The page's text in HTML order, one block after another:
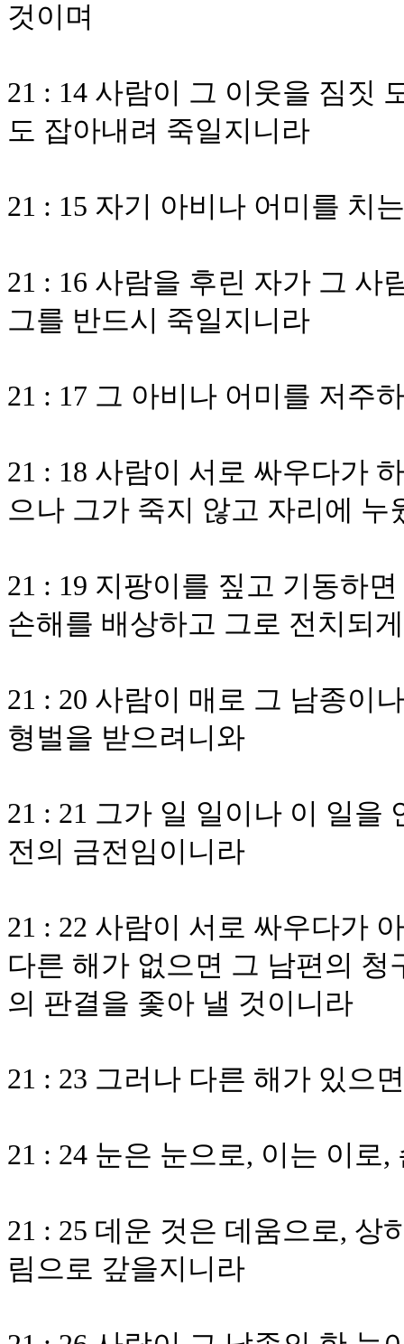
것이며
21 : 14 사람이 그 이웃을 짐짓
도 잡아내려 죽일지니라
21 : 15 자기 아비나 어미를 치
21 : 16 사람을 후린 자가 그 사
그를 반드시 죽일지니라
21 : 17 그 아비나 어미를 저주
21 : 18 사람이 서로 싸우다가
으나 그가 죽지 않고 자리에 누
21 : 19 지팡이를 짚고 기동하
손해를 배상하고 그로 전치되
21 : 20 사람이 매로 그 남종이
형벌을 받으려니와
21 : 21 그가 일 일이나 이 일을
전의 금전임이니라
21 : 22 사람이 서로 싸우다가
다른 해가 없으면 그 남편의
의 판결을 좇아 낼 것이니라
21 : 23 그러나 다른 해가 있으
21 : 24 눈은 눈으로, 이는 이로
21 : 25 데운 것은 데움으로, 상
림으로 갚을지니라